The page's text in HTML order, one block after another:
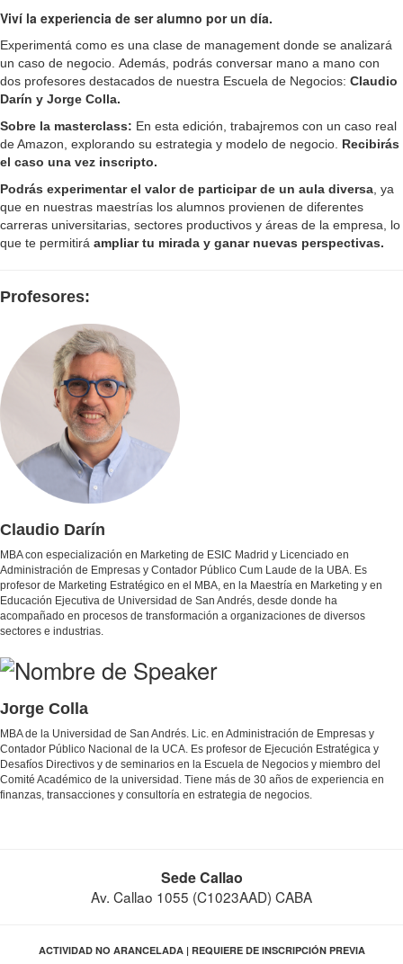
Viví la experiencia de ser alumno por un día.
Experimentá como es una clase de management donde se analizará
un caso de negocio. Además, podrás conversar mano a mano con
dos profesores destacados de nuestra Escuela de Negocios: Claudio
Darín y Jorge Colla.
Sobre la masterclass: En esta edición, trabajremos con un caso real
de Amazon, explorando su estrategia y modelo de negocio. Recibirás
el caso una vez inscripto.
Podrás experimentar el valor de participar de un aula diversa , ya
que en nuestras maestrías los alumnos provienen de diferentes
carreras universitarias, sectores productivos y áreas de la empresa, lo
que te permitirá ampliar tu mirada y ganar nuevas perspectivas.
Profesores:
Claudio Darín
MBA con especialización en Marketing de ESIC Madrid y Licenciado en
Administración de Empresas y Contador Público Cum Laude de la UBA. Es
profesor de Marketing Estratégico en el MBA, en la Maestría en Marketing y en
Educación Ejecutiva de Universidad de San Andrés, desde donde ha
acompañado en procesos de transformación a organizaciones de diversos
sectores e industrias.
Jorge Colla
MBA de la Universidad de San Andrés. Lic. en Administración de Empresas y
Contador Público Nacional de la UCA. Es profesor de Ejecución Estratégica y
Desafíos Directivos y de seminarios en la Escuela de Negocios y miembro del
Comité Académico de la universidad. Tiene más de 30 años de experiencia en
finanzas, transacciones y consultoría en estrategia de negocios.
Sede Callao
Av. Callao 1055 (C1023AAD) CABA
ACTIVIDAD NO ARANCELADA | REQUIERE DE INSCRIPCIÓN PREVIA